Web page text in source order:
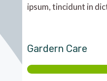
ipsum, tincidunt in
Gardern Care